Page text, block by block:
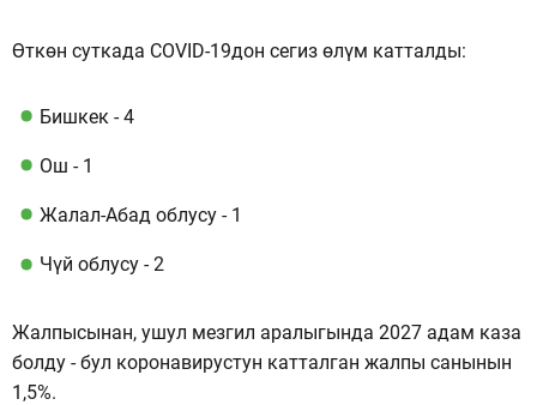
Өткөн суткада COVID-19дон сегиз өлүм катталды:
Бишкек - ​​4
Ош - 1
Жалал-Абад облусу - 1
Чүй облусу - 2
Жалпысынан, ушул мезгил аралыгында 2027 адам каза
болду - бул коронавирустун катталган жалпы санынын
1,5%.